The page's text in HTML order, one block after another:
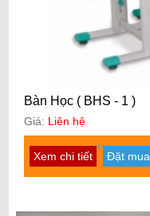
Bàn Học ( BHS - 1 )
Giá: Liên hệ
Xem chi tiết Đặt mua